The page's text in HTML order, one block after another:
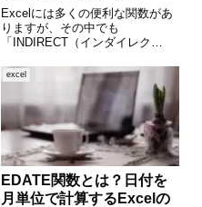
Excelには多くの便利な関数があ
りますが、その中でも
「INDIRECT（インダイレク
えるかもしれません。しかしこの
関数をマスターすると、セル参照
を柔軟にコントロールできるよう
になり、データ分析やテンプレー
ト作
excel
EDATE関数とは？日付を
月単位で計算するExcelの